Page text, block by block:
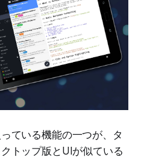
ている機能の一つが、タ
トップ版とUIが似ている